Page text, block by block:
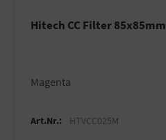
Hitech CC Filter 85x85mm
Magenta
Art.Nr.: HTVCC025M